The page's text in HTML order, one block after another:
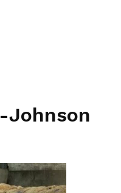
Johnson